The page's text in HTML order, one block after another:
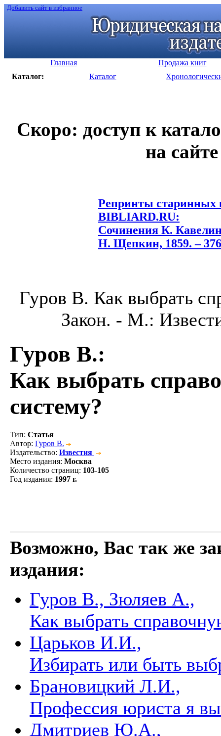
Добавить сайт в избранное
Главная
Продажа книг
Каталог:
Каталог
Скоро: доступ к
на
Репринты старинных
BIBLIARD.RU:
Сочинения К.
Н. Щепкин, 1859. –
Гуров В. Как выбрать
Закон. - М.:
Гуров В.:
Как выбрать
систему?
Тип: Статья
Автор: Гуров В.
Издательство: Известия
Место издания: Москва
Количество страниц: 103-105
Год издания: 1997 г.
Возможно, Вас так же
издания:
Гуров В., Зюляев А.,
Как выбрать
Царьков И.И.,
Избирать или быть
Брановицкий Л.И.,
Профессия юриста я
Дмитриев Ю.А.,